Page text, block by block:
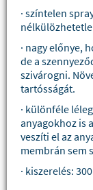
· színtelen
· nagy előnye,
de a
szivárogni.
tartósságát.
· különféle
anyagokhoz is
veszíti el az
membrán sem
· kiszerelés: